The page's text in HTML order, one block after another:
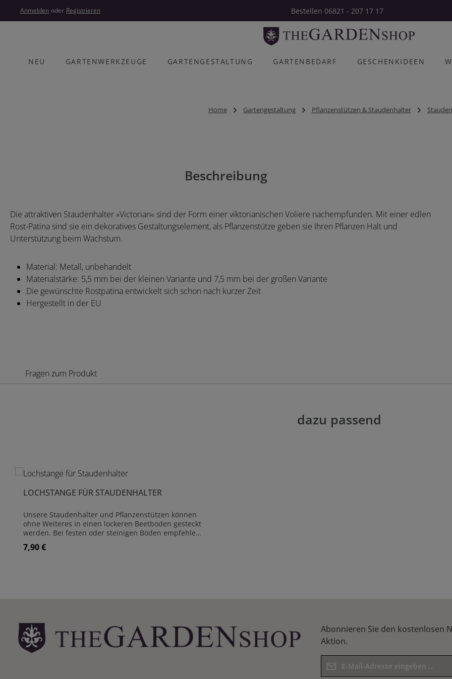
Hauptinhalt springen
Zur Hauptnavigation springen
Anmelden oder Registrieren Bestellen 06821 - 207 17 17
NEU GARTENWERKZEUGE GARTENGESTALTUNG GARTENBEDARF GESCHENKIDEEN
Home Gartengestaltung Pflanzenstützen & Staudenhalter
Beschreibung
Die attraktiven Staudenhalter »Victorian« sind der Form einer viktorianischen Voliere nachempfunden. Mit einer edlen
Rost-Patina sind sie ein dekoratives Gestaltungselement, als Pflanzenstütze geben sie Ihren Pflanzen Halt und
Unterstützung beim Wachstum.
Material: Metall, unbehandelt
Materialstärke: 5,5 mm bei der kleinen Variante und 7,5 mm bei der großen Variante
Die gewünschte Rostpatina entwickelt sich schon nach kurzer Zeit
Hergestellt in der EU
Fragen zum Produkt
dazu passend
LOCHSTANGE FÜR STAUDENHALTER
Unsere Staudenhalter und Pflanzenstützen können
ohne Weiteres in einen lockeren Beetboden gesteckt
werden. Bei festen oder steinigen Böden empfehlen
vorzubereiten. Sie ist aus 8 mm starkem Stahl
Regulärer Preis:
7,90 €
Abonnieren Sie den kostenlosen
Aktion.
E-Mail-Adresse*